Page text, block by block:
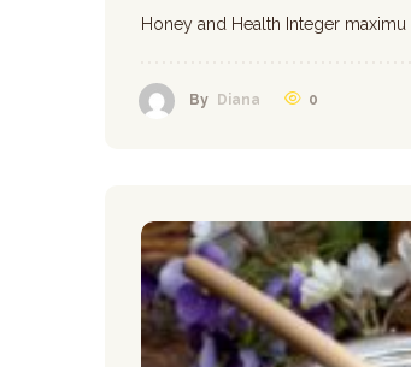
Honey and Health Integer maximu …
By Diana 0